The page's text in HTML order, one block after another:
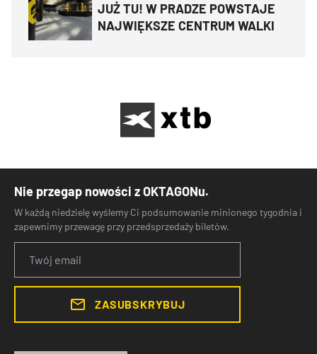
JUŻ TU! W PRADZE POWSTAJE
NAJWIĘKSZE CENTRUM WALKI
Nie przegap nowości z OKTAGONu.
W każdą niedzielę wyślemy Ci podsumowanie minionego tygodnia i
zapewnimy przewagę przy przedsprzedaży biletów.
ZASUBSKRYBUJ